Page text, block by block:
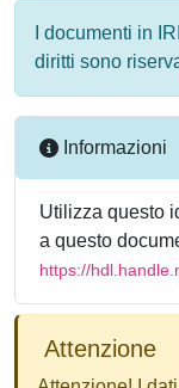
I documenti in
diritti sono
Informazioni
Utilizza questo
a questo
https://
Attenzione